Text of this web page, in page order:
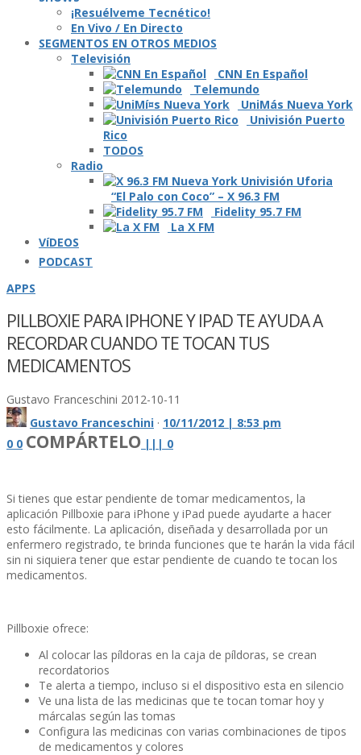
¡Resuélveme Tecnético!
En Vivo / En Directo
SEGMENTOS EN OTROS MEDIOS
Televisión
CNN En Español
Telemundo
UniMás Nueva York
Univisión Puerto
Rico
TODOS
Radio
“El Palo con Coco” – X 96.3 FM
Fidelity 95.7 FM
La X FM
VíDEOS
PODCAST
APPS
PILLBOXIE PARA IPHONE Y IPAD TE AYUDA A
RECORDAR CUANDO TE TOCAN TUS
MEDICAMENTOS
Gustavo Franceschini 2012-10-11
Gustavo Franceschini · 10/11/2012 | 8:53 pm
0 0 COMPÁRTELO | | | 0
Si tienes que estar pendiente de tomar medicamentos, la
aplicación Pillboxie para iPhone y iPad puede ayudarte a hacer
esto fácilmente. La aplicación, diseñada y desarrollada por un
enfermero registrado, te brinda funciones que te harán la vida fácil
sin ni siquiera tener que estar pendiente de cuando te tocan los
medicamentos.
Pillboxie ofrece:
Al colocar las pí­ldoras en la caja de pí­ldoras, se crean
recordatorios
Te alerta a tiempo, incluso si el dispositivo esta en silencio
Ve una lista de las medicinas que te tocan tomar hoy y
márcalas según las tomas
Configura las medicinas con varias combinaciones de tipos
de medicamentos y colores